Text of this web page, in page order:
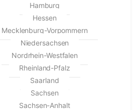
Hamburg
Hessen
Mecklenburg-Vorpommern
Niedersachsen
Nordrhein-Westfalen
Rheinland-Pfalz
Saarland
Sachsen
Sachsen-Anhalt